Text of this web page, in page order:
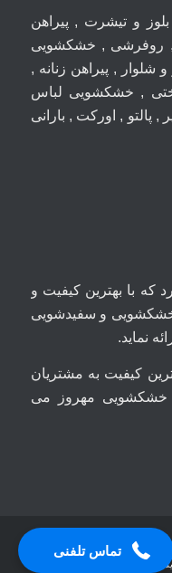
و تیشرت , پیراهن
روفرشی , خشکشویی
, پیراهن زنانه ,
, خشکشویی لباس
, اورکت , بارانی
که با بهترین کیفیت و
خشکشویی و سفیدشویی
نماید.
کیفیت به مشتریان
خشکشویی مهروز می
است.
هاست با کیفیت ایران
تماس تلفنی